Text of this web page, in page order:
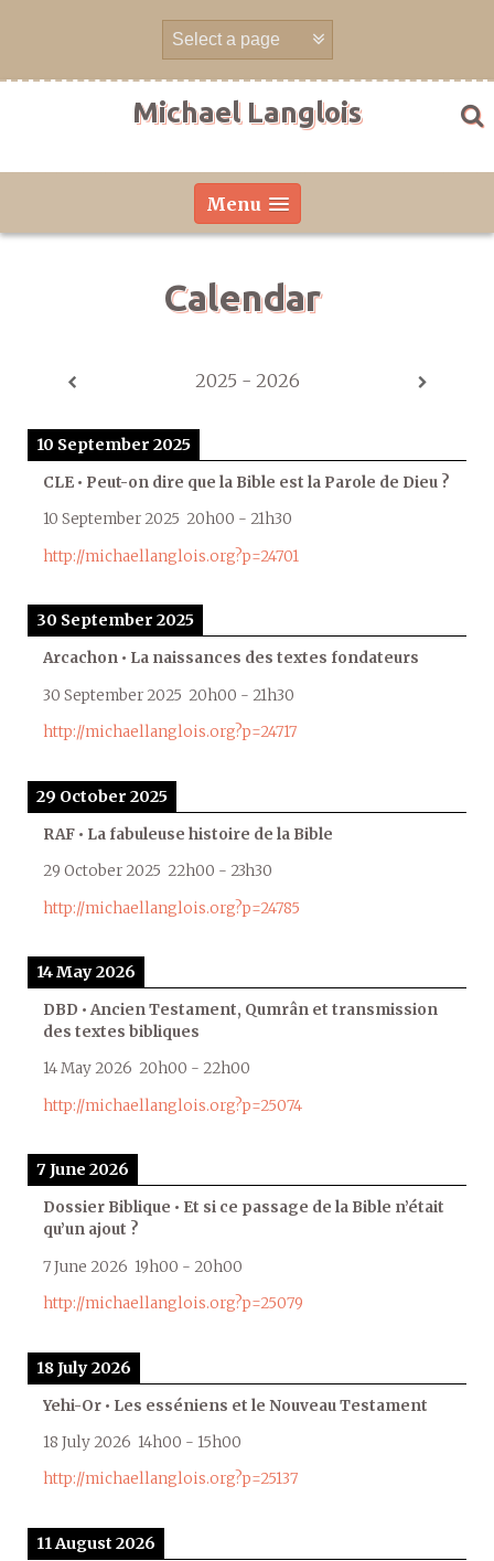
Michael Langlois
Menu
Calendar
2025 - 2026
10 September 2025
CLE • Peut-on dire que la Bible est la Parole de Dieu ?
10 September 2025 20h00 - 21h30
http://michaellanglois.org?p=24701
30 September 2025
Arcachon • La naissances des textes fondateurs
30 September 2025 20h00 - 21h30
http://michaellanglois.org?p=24717
29 October 2025
RAF • La fabuleuse histoire de la Bible
29 October 2025 22h00 - 23h30
http://michaellanglois.org?p=24785
14 May 2026
DBD • Ancien Testament, Qumrân et transmission
des textes bibliques
14 May 2026 20h00 - 22h00
http://michaellanglois.org?p=25074
7 June 2026
Dossier Biblique • Et si ce passage de la Bible n’était
qu’un ajout ?
7 June 2026 19h00 - 20h00
http://michaellanglois.org?p=25079
18 July 2026
Yehi-Or • Les esséniens et le Nouveau Testament
18 July 2026 14h00 - 15h00
http://michaellanglois.org?p=25137
11 August 2026